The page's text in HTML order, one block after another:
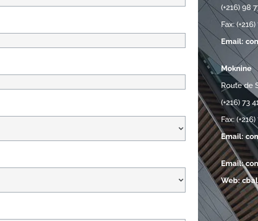
(+216) 98
Fax:
Email:
Moknine
Route de
(+216) 73
Fax:
Email:
Email:
Web: